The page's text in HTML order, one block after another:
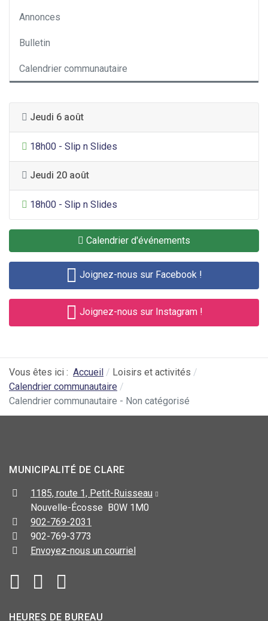
Annonces
Bulletin
Calendrier communautaire
Jeudi 6 août
Divertissement général
18h00 - Slip n Slides
Jeudi 20 août
Divertissement général
18h00 - Slip n Slides
Calendrier d'événements
Joignez-nous sur Facebook !
Joignez-nous sur Instagram !
Vous êtes ici : Accueil
Loisirs et activités
Calendrier communautaire
Calendrier communautaire - Non catégorisé
MUNICIPALITÉ DE CLARE
1185, route 1, Petit-Ruisseau
Nouvelle-Écosse B0W 1M0
902-769-2031
902-769-3773
Envoyez-nous un courriel
HEURES DE BUREAU